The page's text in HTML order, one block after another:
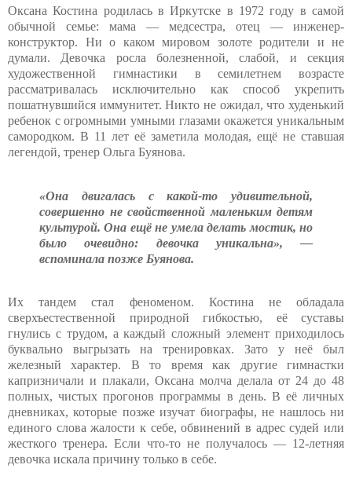
Оксана Костина родилась в Иркутске в 1972 году в самой
обычной семье: мама — медсестра, отец — инженер-
конструктор. Ни о каком мировом золоте родители и не
думали. Девочка росла болезненной, слабой, и секция
художественной гимнастики в семилетнем возрасте
рассматривалась исключительно как способ укрепить
пошатнувшийся иммунитет. Никто не ожидал, что худенький
ребенок с огромными умными глазами окажется уникальным
самородком. В 11 лет её заметила молодая, ещё не ставшая
легендой, тренер Ольга Буянова.
«Она двигалась с какой-то удивительной,
совершенно не свойственной маленьким детям
культурой. Она ещё не умела делать мостик, но
было очевидно: девочка уникальна», —
вспоминала позже Буянова.
Их тандем стал феноменом. Костина не обладала
сверхъестественной природной гибкостью, её суставы
гнулись с трудом, а каждый сложный элемент приходилось
буквально выгрызать на тренировках. Зато у неё был
железный характер. В то время как другие гимнастки
капризничали и плакали, Оксана молча делала от 24 до 48
полных, чистых прогонов программы в день. В её личных
дневниках, которые позже изучат биографы, не нашлось ни
единого слова жалости к себе, обвинений в адрес судей или
жесткого тренера. Если что-то не получалось — 12-летняя
девочка искала причину только в себе.